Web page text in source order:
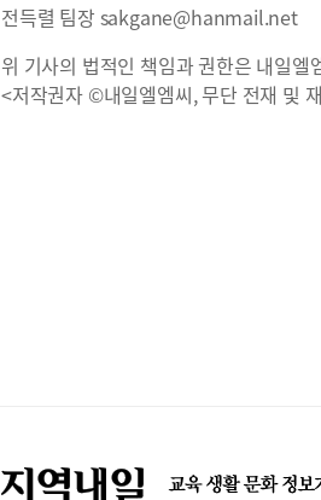
전득렬 팀장 sakgane@hanmail.net
위 기사의 법적인 책임과 권한은 내일엘
<저작권자 ©내일엘엠씨, 무단 전재 및